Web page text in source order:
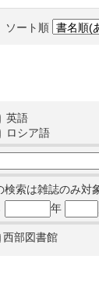
ソート順
英語
ロシア語
索は雑誌のみ対
年
西部図書館